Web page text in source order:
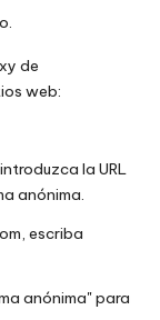
de
web:
la URL
anónima.
escriba
anónima" para